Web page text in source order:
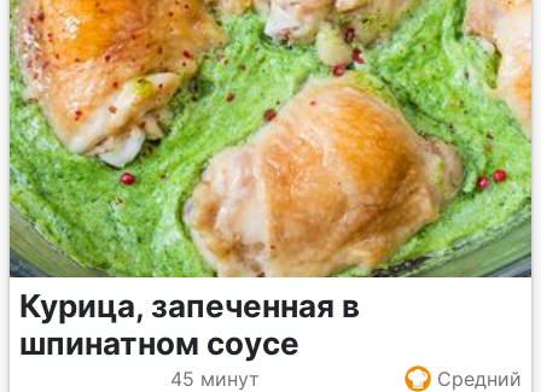
Курица, запеченная в
шпинатном соусе
45 минут
Средний